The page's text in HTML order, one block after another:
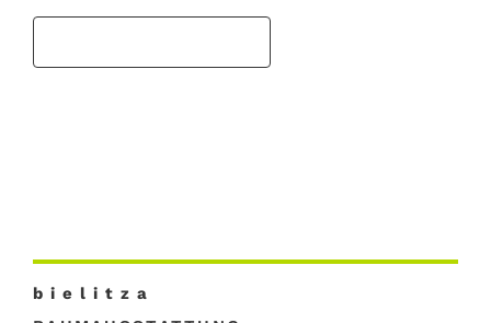
b i e l i t z a